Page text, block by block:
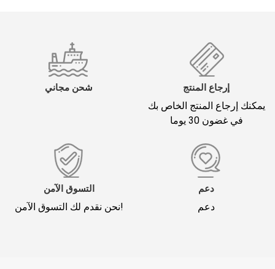
بريد إلكتروني*
تعليقك (1500)
شحن مجاني إرجاع المنتج
يمكنك إرجاع المنتج الخاص بك
في غضون 30 يوما
التسوق الآمن
نحن نقدم لك التسوق الآمن!
دعم
دعم